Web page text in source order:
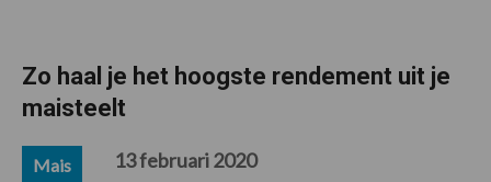
Zo haal je het hoogste rendement uit je
maisteelt
Mais 13 februari 2020